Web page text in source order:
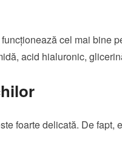
cel mai bine
acid hialuronic,
foarte delicată. De fapt,